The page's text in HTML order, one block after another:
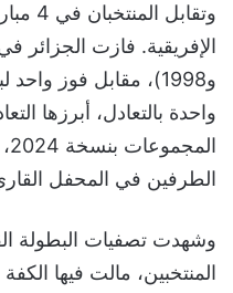
و1998)، مقابل فوز
الطرفين في المحفل
وشهدت تصفيات البطولة
المنتخبين، مالت فيها